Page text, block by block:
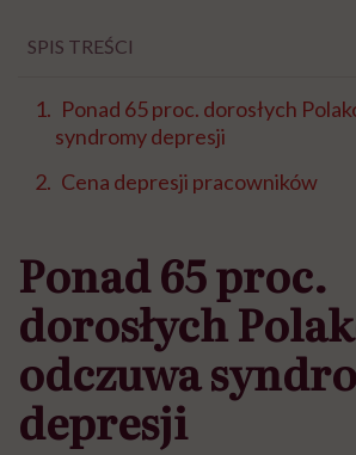
SPIS TREŚCI
Ponad 65 proc. dorosłych
syndromy depresji
Cena depresji pracowników
Ponad 65 proc.
dorosłych
odczuwa
depresji